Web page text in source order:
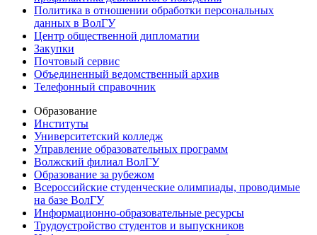
Политика в отношении обработки персональных
данных в ВолГУ
Центр общественной дипломатии
Закупки
Почтовый сервис
Объединенный ведомственный архив
Телефонный справочник
Образование
Институты
Университетский колледж
Управление образовательных программ
Волжский филиал ВолГУ
Образование за рубежом
Всероссийские студенческие олимпиады, проводимые
на базе ВолГУ
Информационно-образовательные ресурсы
Трудоустройство студентов и выпускников